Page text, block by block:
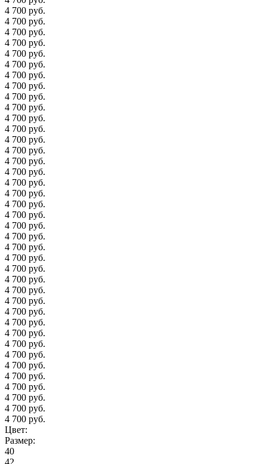
4 700 руб.
4 700 руб.
4 700 руб.
4 700 руб.
4 700 руб.
4 700 руб.
4 700 руб.
4 700 руб.
4 700 руб.
4 700 руб.
4 700 руб.
4 700 руб.
4 700 руб.
4 700 руб.
4 700 руб.
4 700 руб.
4 700 руб.
4 700 руб.
4 700 руб.
4 700 руб.
4 700 руб.
4 700 руб.
4 700 руб.
4 700 руб.
4 700 руб.
4 700 руб.
4 700 руб.
4 700 руб.
4 700 руб.
4 700 руб.
4 700 руб.
4 700 руб.
4 700 руб.
4 700 руб.
4 700 руб.
4 700 руб.
4 700 руб.
4 700 руб.
4 700 руб.
Цвет:
Размер:
40
42